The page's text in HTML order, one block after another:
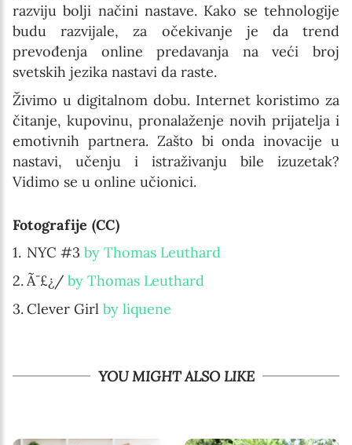
razviju bolji načini nastave. Kako se tehnologije
budu razvijale, za očekivanje je da trend
prevođenja online predavanja na veći broj
svetskih jezika nastavi da raste.
Živimo u digitalnom dobu. Internet koristimo za
čitanje, kupovinu, pronalaženje novih prijatelja i
emotivnih partnera. Zašto bi onda inovacije u
nastavi, učenju i istraživanju bile izuzetak?
Vidimo se u online učionici.
Fotografije (CC)
NYC #3 by Thomas Leuthard
Ã¯£¿/ by Thomas Leuthard
Clever Girl by liquene
YOU MIGHT ALSO LIKE